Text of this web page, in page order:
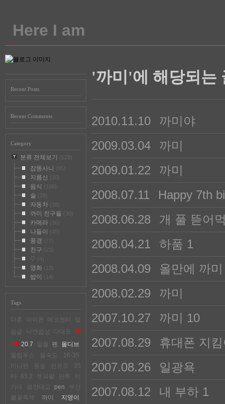
Here I am
Recent Posts
Recent Comments
Category
분류 전체보기 (529)
잡똥사니 (85)
지름신 (30)
음식 (106)
술 (28)
자동차 (38)
까미 친구들 (30)
카메라 (36)
나들이 (45)
풍경 (77)
친구 (23)
♡ (4)
영화 (13)
밥이 (14)
Tags
다혼 아이폰 에코센터
얼
음골
낙안읍성 다대포
E-
P1 20.7 일몰 펜
몰디브
올림푸스
을숙도
16-35
미니핀
동숲 선유도
35
마
85.2 젯피팔 만투
이
기대
광안대교 pen
부산
불꽃축제
까미
지영이
'까미'에 해당되는
2010.11.10
까미야
2009.03.04
까미
2009.01.22
까미
2008.07.11
Happy 7th
2008.06.28
개 풀 뜯어
2008.04.21
하품 1
2008.04.09
올만에 까미
2008.02.29
까미
2007.10.27
까미
10
2007.08.29
휴대폰 지
2007.08.26
일광욕
2007.08.12
내 부하 1